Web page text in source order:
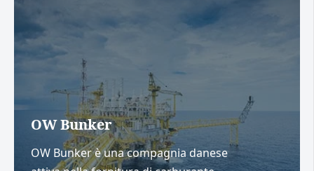
OW Bunker
OW Bunker è una compagnia danese